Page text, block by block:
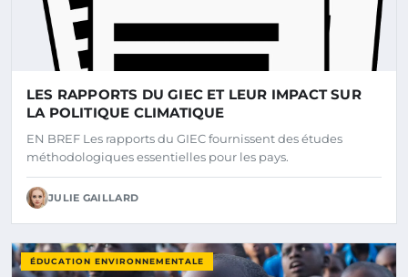
LES RAPPORTS DU GIEC ET LEUR IMPACT SUR
LA POLITIQUE CLIMATIQUE
EN BREF Les rapports du GIEC fournissent des études
méthodologiques essentielles pour les pays.
JULIE GAILLARD
ÉDUCATION ENVIRONNEMENTALE